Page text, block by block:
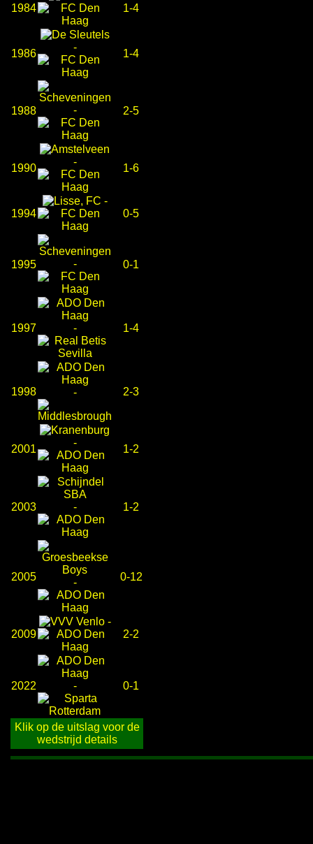
1984
1-4
1986
-
1-4
1988 - 2-5
1990
-
1-6
1994
-
0-5
1995 - 0-1
1997 - 1-4
1998 - 2-3
2001
-
1-2
2003 - 1-2
2005 - 0-12
2009
-
2-2
2022 - 0-1
Klik op de uitslag voor de
wedstrijd details